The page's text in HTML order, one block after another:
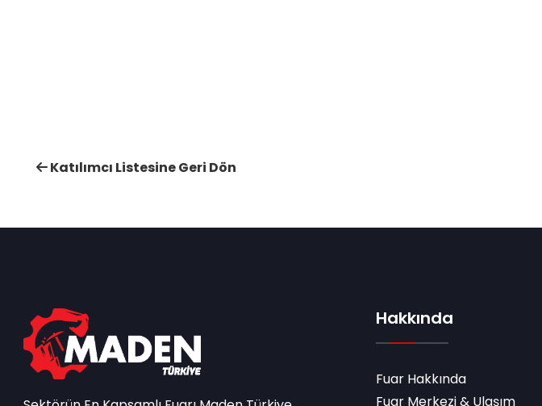
Katılımcı Listesine Geri Dön
Hakkında
Fuar Hakkında
Fuar Merkezi & Ulaşım